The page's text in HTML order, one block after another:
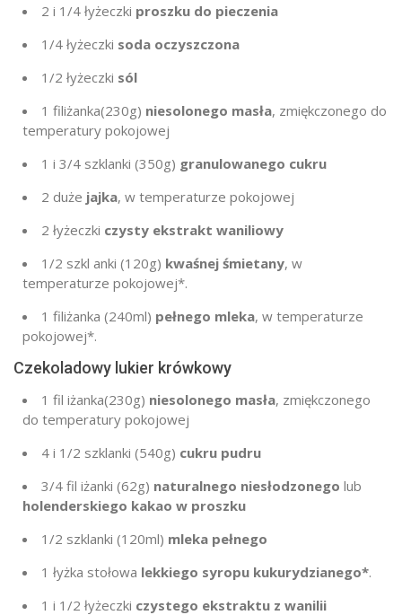
2 i 1/4 łyżeczki proszku do pieczenia
1/4 łyżeczki soda oczyszczona
1/2 łyżeczki sól
1 filiżanka(230g) niesolonego masła, zmiękczonego do
temperatury pokojowej
1 i 3/4 szklanki (350g) granulowanego cukru
2 duże jajka, w temperaturze pokojowej
2 łyżeczki czysty ekstrakt waniliowy
1/2 szkl anki (120g) kwaśnej śmietany, w
temperaturze pokojowej*.
1 filiżanka (240ml) pełnego mleka, w temperaturze
pokojowej*.
Czekoladowy lukier krówkowy
1 fil iżanka(230g) niesolonego masła, zmiękczonego
do temperatury pokojowej
4 i 1/2 szklanki (540g) cukru pudru
3/4 fil iżanki (62g) naturalnego niesłodzonego lub
holenderskiego kakao w proszku
1/2 szklanki (120ml) mleka pełnego
1 łyżka stołowa lekkiego syropu kukurydzianego*.
1 i 1/2 łyżeczki czystego ekstraktu z wanilii